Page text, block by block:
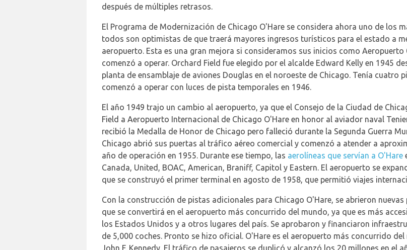
después de múltiples retrasos.
El Programa de Modernización de Chicago O'Hare se considera ahora uno de los
todos son optimistas de que traerá mayores ingresos turísticos para el estado a
aeropuerto. Esta es una gran mejora si consideramos sus inicios como
comenzó a operar. Orchard Field fue elegido por el alcalde Edward Kelly en 1945
planta de ensamblaje de aviones Douglas en el noroeste de Chicago. Tenía cuatro
comenzó a operar con luces de pista temporales en 1946.
El año 1949 trajo un cambio al aeropuerto, ya que el Consejo de la Ciudad de
Field a Aeropuerto Internacional de Chicago O'Hare en honor al aviador naval
recibió la Medalla de Honor de Chicago pero falleció durante la Segunda Guerra
Chicago abrió sus puertas al tráfico aéreo comercial y comenzó a atender a
año de operación en 1955. Durante ese tiempo, las aerolíneas que servían a O'Hare
Canada, United, BOAC, American, Braniff, Capitol y Eastern. El aeropuerto se
que se construyó el primer terminal en agosto de 1958, que permitió viajes
Con la construcción de pistas adicionales para Chicago O'Hare, se abrieron
que se convertirá en el aeropuerto más concurrido del mundo, ya que es más
los Estados Unidos y a otros lugares del país. Se aprobaron y financiaron
de 5,000 coches. Pronto se hizo oficial. O'Hare es el aeropuerto más concurrido
John F. Kennedy. El tráfico de pasajeros se duplicó y alcanzó los 20 millones en el